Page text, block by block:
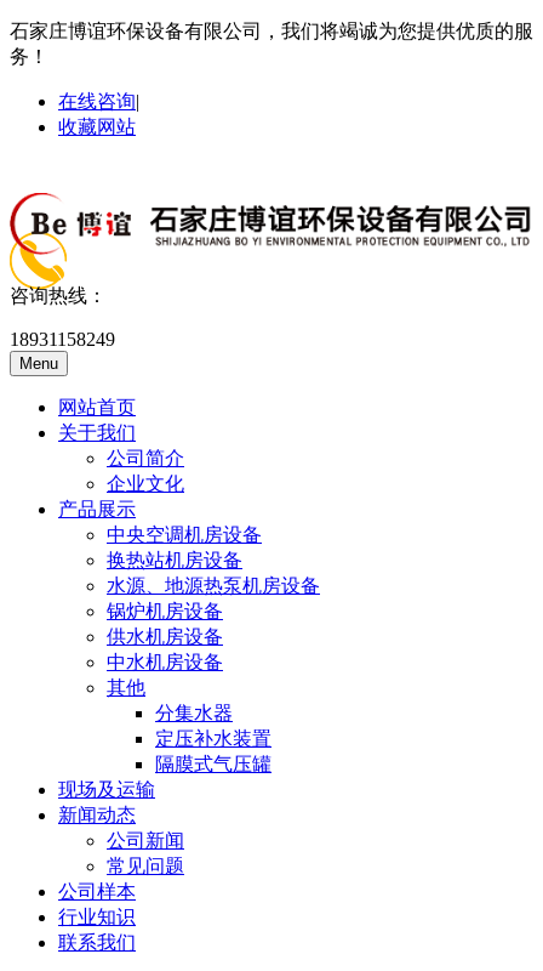
石家庄博谊环保设备有限公司，我们将竭诚为您提供优质的服
务！
在线咨询|
收藏网站
咨询热线：
18931158249
Menu
网站首页
关于我们
公司简介
企业文化
产品展示
中央空调机房设备
换热站机房设备
水源、地源热泵机房设备
锅炉机房设备
供水机房设备
中水机房设备
其他
分集水器
定压补水装置
隔膜式气压罐
现场及运输
新闻动态
公司新闻
常见问题
公司样本
行业知识
联系我们